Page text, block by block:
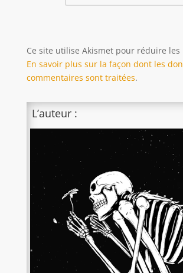
Ce site utilise Akismet pour réduire
En savoir plus sur la façon dont les
commentaires sont traitées.
L’auteur :